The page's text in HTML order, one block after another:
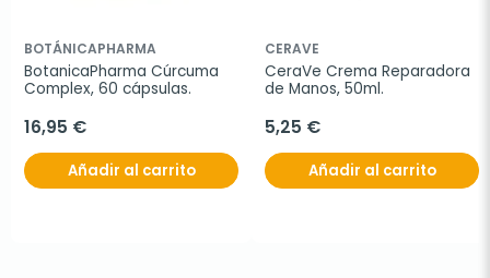
BOTÁNICAPHARMA
BotanicaPharma Cúrcuma
Complex, 60 cápsulas.
16,95 €
Añadir al carrito
CERAVE
CeraVe Crema Reparadora
de Manos, 50ml.
5,25 €
Añadir al carrito